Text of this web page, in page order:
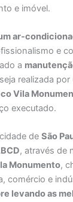
e imóvel.
ar-
e
a
realizada
Vila
executado.
deSão
, através de
Monumento,
comércio e
levando as